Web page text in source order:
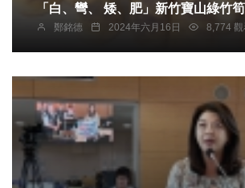
「白、彎、 矮、肥」新竹寶山綠竹
鄭銘德 2024年六月16日 8,774 觀